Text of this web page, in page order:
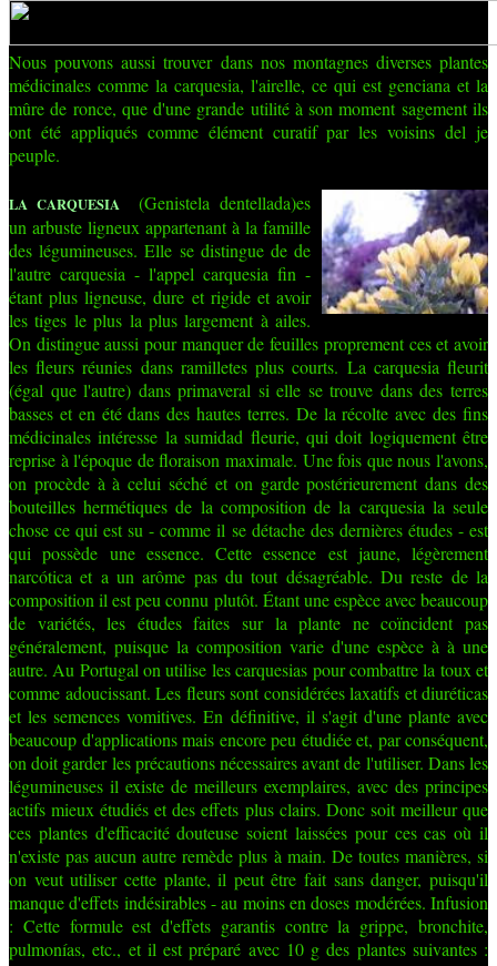
Nous pouvons aussi trouver dans nos montagnes diverses plantes
médicinales comme la carquesia, l'airelle, ce qui est genciana et la
mûre de ronce, que d'une grande utilité à son moment sagement ils
ont été appliqués comme élément curatif par les voisins del je
peuple.
LA CARQUESIA
(Genistela dentellada)es
un arbuste ligneux appartenant à la famille
des légumineuses. Elle se distingue de de
l'autre carquesia - l'appel carquesia fin -
étant plus ligneuse, dure et rigide et avoir
les tiges le plus la plus largement à ailes.
On distingue aussi pour manquer de feuilles proprement ces et avoir
les fleurs réunies dans ramilletes plus courts. La carquesia fleurit
(égal que l'autre) dans primaveral si elle se trouve dans des terres
basses et en été dans des hautes terres. De la récolte avec des fins
médicinales intéresse la sumidad fleurie, qui doit logiquement être
reprise à l'époque de floraison maximale. Une fois que nous l'avons,
on procède à à celui séché et on garde postérieurement dans des
bouteilles hermétiques de la composition de la carquesia la seule
chose ce qui est su - comme il se détache des dernières études - est
qui possède une essence. Cette essence est jaune, légèrement
narcótica et a un arôme pas du tout désagréable. Du reste de la
composition il est peu connu plutôt. Étant une espèce avec beaucoup
de variétés, les études faites sur la plante ne coïncident pas
généralement, puisque la composition varie d'une espèce à à une
autre. Au Portugal on utilise les carquesias pour combattre la toux et
comme adoucissant. Les fleurs sont considérées laxatifs et diuréticas
et les semences vomitives. En définitive, il s'agit d'une plante avec
beaucoup d'applications mais encore peu étudiée et, par conséquent,
on doit garder les précautions nécessaires avant de l'utiliser. Dans les
légumineuses il existe de meilleurs exemplaires, avec des principes
actifs mieux étudiés et des effets plus clairs. Donc soit meilleur que
ces plantes d'efficacité douteuse soient laissées pour ces cas où il
n'existe pas aucun autre remède plus à main. De toutes manières, si
on veut utiliser cette plante, il peut être fait sans danger, puisqu'il
manque d'effets indésirables - au moins en doses modérées. Infusion
: Cette formule est d'effets garantis contre la grippe, bronchite,
pulmonías, etc., et il est préparé avec 10 g des plantes suivantes :